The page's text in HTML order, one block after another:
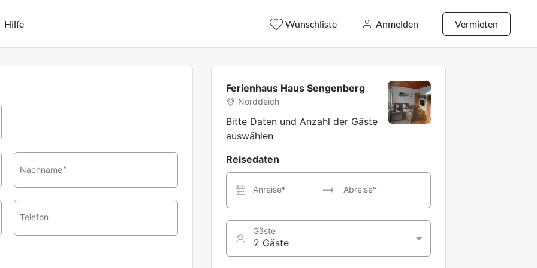
Hilfe Wunschliste Anmelden Vermieten
Nachname*
Telefon
Ferienhaus Haus Sengenberg
Norddeich
Bitte Daten und Anzahl der Gäste
auswählen
Reisedaten
Anreise* Abreise*
Gäste
2 Gäste